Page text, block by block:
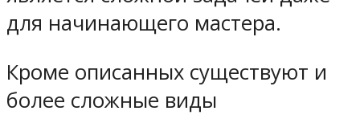
для начинающего мастера.
Кроме описанных существуют и
более сложные виды